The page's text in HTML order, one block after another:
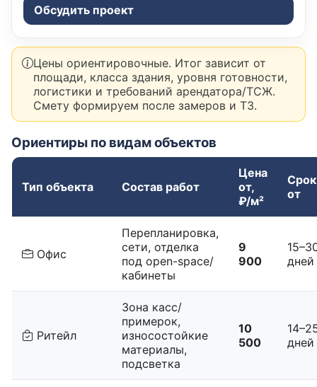
Обсудить проект
Цены ориентировочные. Итог зависит от
площади, класса здания, уровня готовности,
логистики и требований арендатора/ТСЖ.
Смету формируем после замеров и ТЗ.
Ориентиры по видам объектов
Тип объекта Состав работ
Цена
от,
₽/м²
от
Офис
Перепланировка,
сети, отделка
под open-space/
кабинеты
9
900
дней
Ритейл
Зона касс/
примерок,
износостойкие
материалы,
подсветка
10
500
дней